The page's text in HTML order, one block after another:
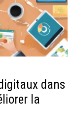
dans
la